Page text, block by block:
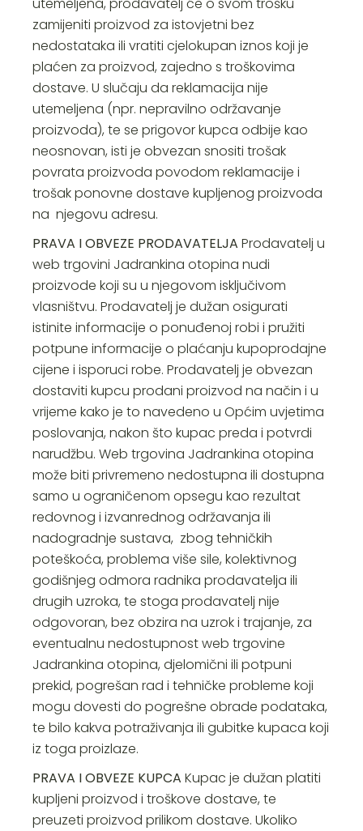
zamijeniti proizvod za istovjetni bez
nedostataka ili vratiti cjelokupan iznos koji je
plaćen za proizvod, zajedno s troškovima
dostave. U slučaju da reklamacija nije
utemeljena (npr. nepravilno održavanje
proizvoda), te se prigovor kupca odbije kao
neosnovan, isti je obvezan snositi trošak
povrata proizvoda povodom reklamacije i
trošak ponovne dostave kupljenog proizvoda
na njegovu adresu.
PRAVA I OBVEZE PRODAVATELJAProdavatelj u
web trgovini Jadrankina otopina nudi
proizvode koji su u njegovom isključivom
vlasništvu. Prodavatelj je dužan osigurati
istinite informacije o ponuđenoj robi i pružiti
potpune informacije o plaćanju kupoprodajne
cijene i isporuci robe. Prodavatelj je obvezan
dostaviti kupcu prodani proizvod na način i u
vrijeme kako je to navedeno u Općim uvjetima
poslovanja, nakon što kupac preda i potvrdi
narudžbu. Web trgovina Jadrankina otopina
može biti privremeno nedostupna ili dostupna
samo u ograničenom opsegu kao rezultat
redovnog i izvanrednog održavanja ili
nadogradnje sustava, zbog tehničkih
poteškoća, problema više sile, kolektivnog
godišnjeg odmora radnika prodavatelja ili
drugih uzroka, te stoga prodavatelj nije
odgovoran, bez obzira na uzrok i trajanje, za
eventualnu nedostupnost web trgovine
Jadrankina otopina, djelomični ili potpuni
prekid, pogrešan rad i tehničke probleme koji
mogu dovesti do pogrešne obrade podataka,
te bilo kakva potraživanja ili gubitke kupaca koji
iz toga proizlaze.
PRAVA I OBVEZE KUPCA Kupac je dužan platiti
kupljeni proizvod i troškove dostave, te
preuzeti proizvod prilikom dostave. Ukoliko